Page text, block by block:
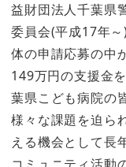
益財団法人千葉県
委員会(平成17年
体の申請応募の中
149万円の支援金
葉県こども病院の
様々な課題を迫ら
える機会として長